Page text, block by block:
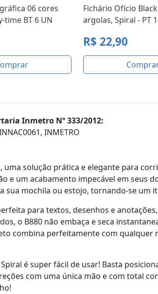
06 cores
time BT 6 UN
Fichário Ofício
argolas, Spiral - PT
R$ 22,90
Inmetro Nº 333/2012:
INMETRO
uma solução prática e elegante para
e um acabamento impecável em seus
sua mochila ou estojo, tornando-se um
para textos, desenhos e
o B880 não embaça e seca
combina perfeitamente com
é super fácil de usar! Basta
com uma única mão e com total